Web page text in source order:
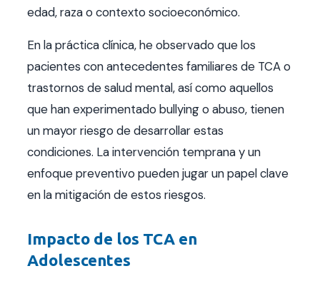
edad, raza o contexto socioeconómico.
En la práctica clínica, he observado que los
pacientes con antecedentes familiares de TCA o
trastornos de salud mental, así como aquellos
que han experimentado bullying o abuso, tienen
un mayor riesgo de desarrollar estas
condiciones. La intervención temprana y un
enfoque preventivo pueden jugar un papel clave
en la mitigación de estos riesgos.
Impacto de los TCA en
Adolescentes